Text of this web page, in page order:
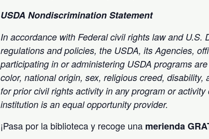
USDA Nondiscrimination Statement
In accordance with Federal civil rights law and
regulations and policies, the USDA, its Agencies,
participating in or administering USDA programs
color, national origin, sex, religious creed,
for prior civil rights activity in any program or
institution is an equal opportunity provider.
¡Pasa por la biblioteca y recoge una merienda